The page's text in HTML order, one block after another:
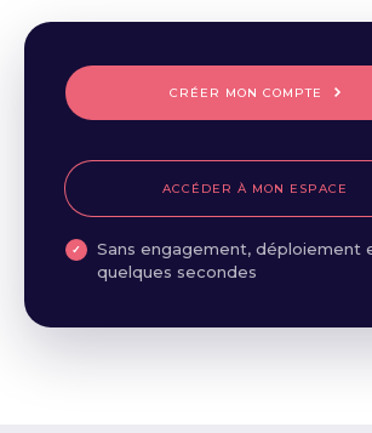
CRÉER MON COMPTE
ACCÉDER À MON ESPACE
Sans engagement, déploiement
quelques secondes